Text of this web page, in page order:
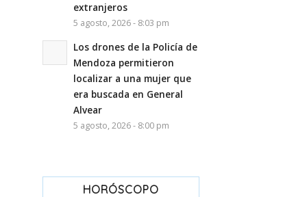
extranjeros
5 agosto, 2026 - 8:03 pm
Los drones de la Policía de
Mendoza permitieron
localizar a una mujer que
era buscada en General
Alvear
5 agosto, 2026 - 8:00 pm
HORÓSCOPO